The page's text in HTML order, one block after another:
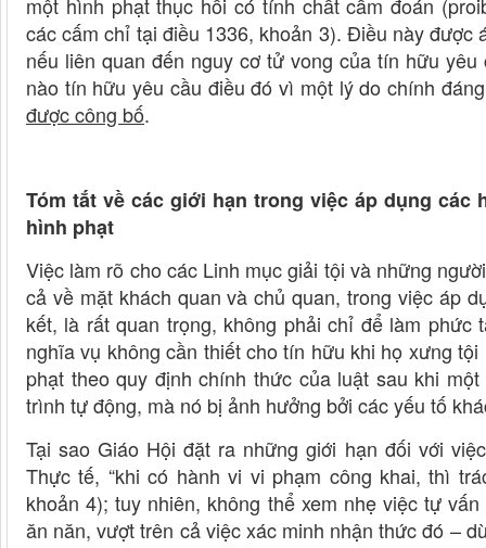
các cấm chỉ tại điều 1336, khoản 3). Điều này
nếu liên quan đến nguy cơ tử vong của tín hữu
nào tín hữu yêu cầu điều đó vì một lý do chính
được công bố.
Tóm tắt về các giới hạn trong việc áp dụng
hình phạt
Việc làm rõ cho các Linh mục giải tội và những
cả về mặt khách quan và chủ quan, trong việc áp
kết, là rất quan trọng, không phải chỉ để làm
nghĩa vụ không cần thiết cho tín hữu khi họ xưng
phạt theo quy định chính thức của luật sau khi
trình tự động, mà nó bị ảnh hưởng bởi các yếu tố
Tại sao Giáo Hội đặt ra những giới hạn đối với
Thực tế, “khi có hành vi vi phạm công khai, thì
khoản 4); tuy nhiên, không thể xem nhẹ việc tự
ăn năn, vượt trên cả việc xác minh nhận thức đó –